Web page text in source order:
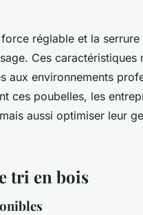
réglable et la
Ces caractéristiques
aux environnements
ces poubelles, les
aussi optimiser leur
tri en bois